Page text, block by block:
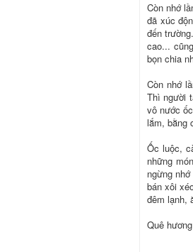
Còn nhớ
đã xúc
đến
cao...
bọn chia
Còn nhớ
Thì người
vô nước
lắm, bằng
Ốc luộc,
những
ngừng
bán xôi
đêm lạnh,
Quê